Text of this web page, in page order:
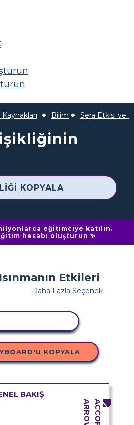
Bilim Sera Etkisi ve
KOPYALA
eğitimciye katılın.
hesabı oluşturun ✨
Daha Fazla Seçenek
KOPYALA
BAKIŞ